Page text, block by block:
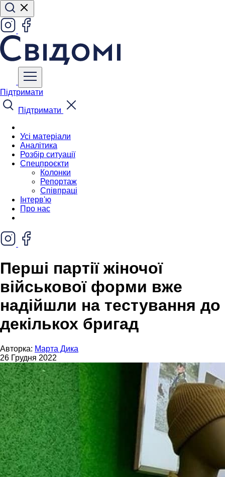
Підтримати
Підтримати
Усі матеріали
Аналітика
Розбір ситуації
Спецпроєкти
Колонки
Репортаж
Співпраці
Інтерв'ю
Про нас
Перші партії жіночої
військової форми вже
надійшли на тестування до
декількох бригад
Авторка: Марта Дика
26 Грудня 2022